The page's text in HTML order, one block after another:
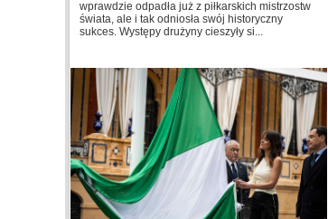
wprawdzie odpadła już z piłkarskich mistrzostw
świata, ale i tak odniosła swój historyczny
sukces. Występy drużyny cieszyły si...